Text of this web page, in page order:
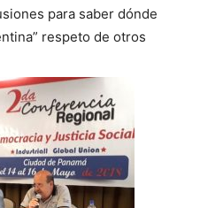
para saber dónde
respeto de otros